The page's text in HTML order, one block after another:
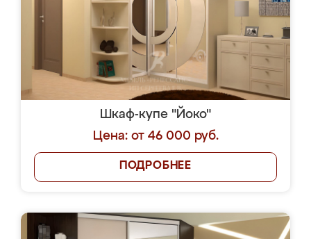
Шкаф-купе "Йоко"
Цена: от 46 000 руб.
ПОДРОБНЕЕ